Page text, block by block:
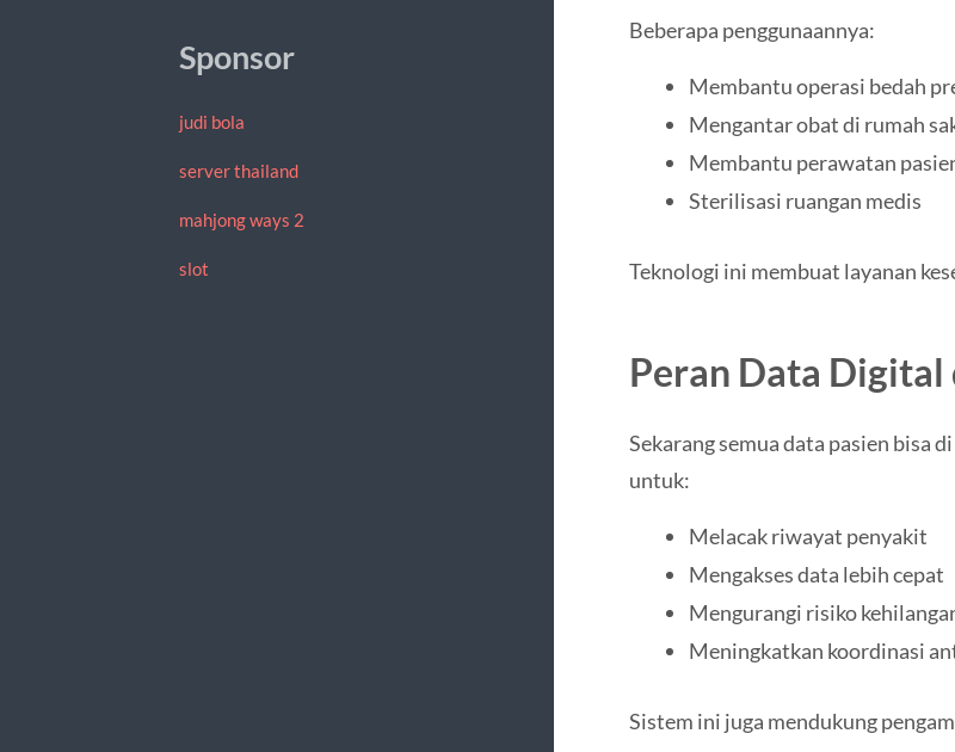
Sponsor
judi bola
server thailand
mahjong ways 2
slot
Beberapa penggunaannya:
Membantu operasi bedah
Mengantar obat di rumah
Membantu perawatan
Sterilisasi ruangan medis
Teknologi ini membuat layanan
Peran Data
Sekarang semua data pasien bisa
untuk:
Melacak riwayat penyakit
Mengakses data lebih cepat
Mengurangi risiko
Meningkatkan koordinasi
Sistem ini juga mendukung